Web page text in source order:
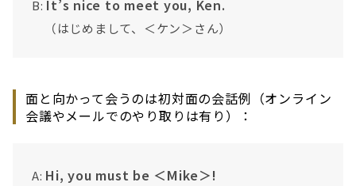
B: It’s nice to meet you, Ken.
（はじめまして、＜ケン＞さん）
面と向かって会うのは初対面の会話例（オンライン
会議やメールでのやり取りは有り）：
A: Hi, you must be ＜Mike＞!